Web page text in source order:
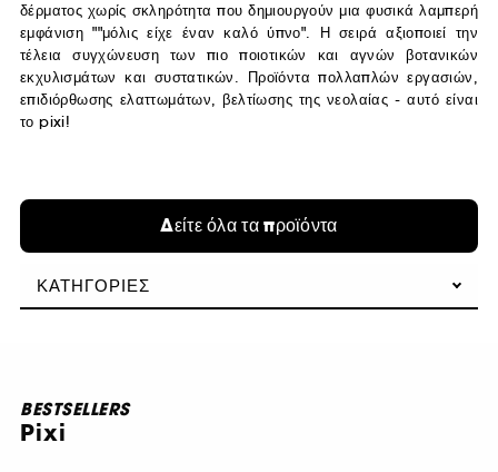
δέρματος χωρίς σκληρότητα που δημιουργούν μια φυσικά λαμπερή
εμφάνιση ""μόλις είχε έναν καλό ύπνο". Η σειρά αξιοποιεί την
τέλεια συγχώνευση των πιο ποιοτικών και αγνών βοτανικών
εκχυλισμάτων και συστατικών. Προϊόντα πολλαπλών εργασιών,
επιδιόρθωσης ελαττωμάτων, βελτίωσης της νεολαίας - αυτό είναι
το pixi!
Δείτε όλα τα προϊόντα
ΚΑΤΗΓΟΡΊΕΣ
BESTSELLERS
Pixi